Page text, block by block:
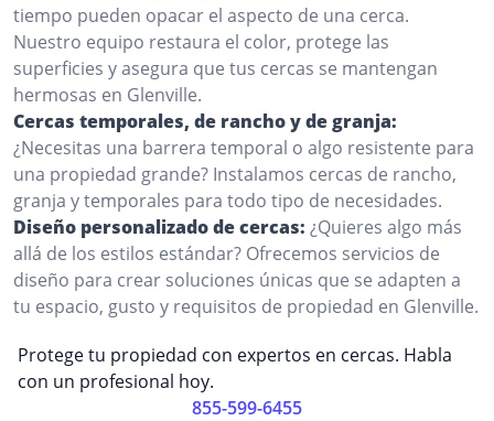
tiempo pueden opacar el aspecto de una cerca.
Nuestro equipo restaura el color, protege las
superficies y asegura que tus cercas se mantengan
hermosas en Glenville.
Cercas temporales, de rancho y de granja:
¿Necesitas una barrera temporal o algo resistente para
una propiedad grande? Instalamos cercas de rancho,
granja y temporales para todo tipo de necesidades.
Diseño personalizado de cercas: ¿Quieres algo más
allá de los estilos estándar? Ofrecemos servicios de
diseño para crear soluciones únicas que se adapten a
tu espacio, gusto y requisitos de propiedad en Glenville.
Protege tu propiedad con expertos en cercas. Habla
con un profesional hoy.
855-599-6455